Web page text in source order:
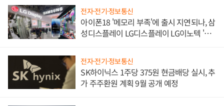
전자·전기·정보통신
아이폰18 '메모리 부족'에 출시 지연되나, 삼
성디스플레이 LG디스플레이 LG이노텍 '탈
전자·전기·정보통신
SK하이닉스 1주당 375원 현금배당 실시, 추
가 주주환원 계획 9월 공개 예정